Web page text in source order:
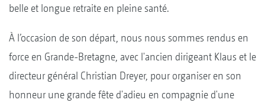
belle et longue retraite en pleine santé.
À l’occasion de son départ, nous nous sommes rendus en
force en Grande-Bretagne, avec l'ancien dirigeant Klaus et le
directeur général Christian Dreyer, pour organiser en son
honneur une grande fête d'adieu en compagnie d'une